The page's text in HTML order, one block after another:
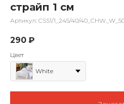
страйп 1 см
Артикул: CSS1/1_245/40/
290 ₽
Цвет
White